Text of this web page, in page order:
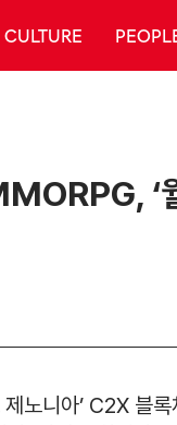
CULTURE
‘
노니아’ C2X 블